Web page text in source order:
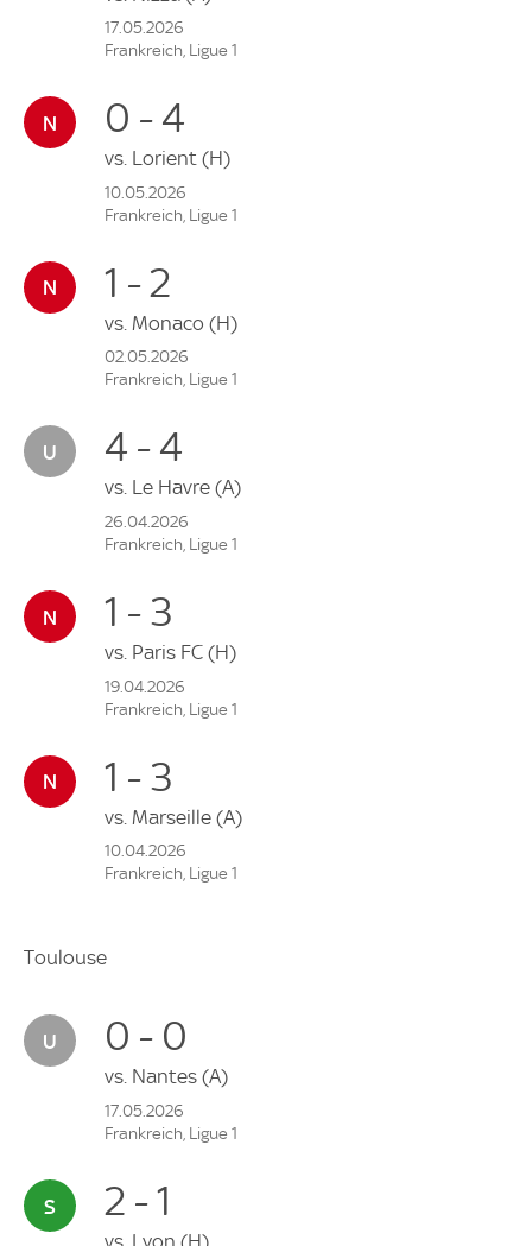
17.05.2026
Frankreich, Ligue 1
0 - 4
vs. Lorient (H)
10.05.2026
Frankreich, Ligue 1
1 - 2
vs. Monaco (H)
02.05.2026
Frankreich, Ligue 1
4 - 4
vs. Le Havre (A)
26.04.2026
Frankreich, Ligue 1
1 - 3
vs. Paris FC (H)
19.04.2026
Frankreich, Ligue 1
1 - 3
vs. Marseille (A)
10.04.2026
Frankreich, Ligue 1
Toulouse
0 - 0
vs. Nantes (A)
17.05.2026
Frankreich, Ligue 1
2 - 1